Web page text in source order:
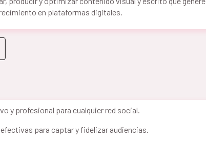
en plataformas digitales.
y profesional para cualquier red social.
para captar y fidelizar audiencias.